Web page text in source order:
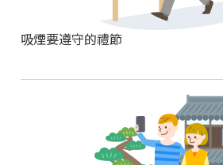
吸煙要遵守的禮節